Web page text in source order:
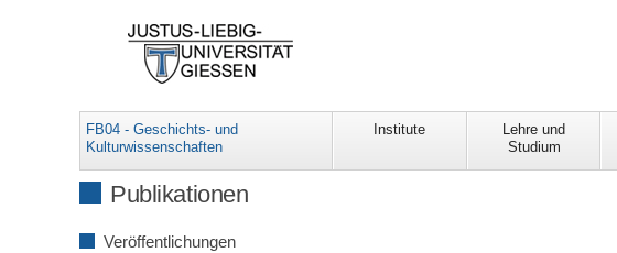
FB04 - Geschichts- und
Kulturwissenschaften
Institute
Lehre und
Studium
Publikationen
Veröffentlichungen